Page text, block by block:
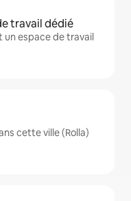
travail dédié
espace de travail
cette ville (Rolla)